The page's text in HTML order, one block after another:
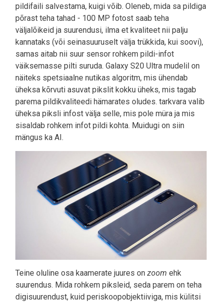
pildifaili salvestama, kuigi võib. Oleneb, mida sa pildiga
põrast teha tahad - 100 MP fotost saab teha
väljalõikeid ja suurendusi, ilma et kvaliteet nii palju
kannataks (või seinasuuruselt välja trükkida, kui soovi),
samas aitab nii suur sensor rohkem pildi-infot
väiksemasse pilti suruda. Galaxy S20 Ultra mudelil on
näiteks spetsiaalne nutikas algoritm, mis ühendab
üheksa kõrvuti asuvat pikslit kokku üheks, mis tagab
parema pildikvaliteedi hämarates oludes. tarkvara valib
üheksa piksli infost välja selle, mis pole müra ja mis
sisaldab rohkem infot pildi kohta. Muidugi on siin
mängus ka AI.
Teine oluline osa kaamerate juures on zoom ehk
suurendus. Mida rohkem piksleid, seda parem on teha
digisuurendust, kuid periskoopobjektiiviga, mis külitsi